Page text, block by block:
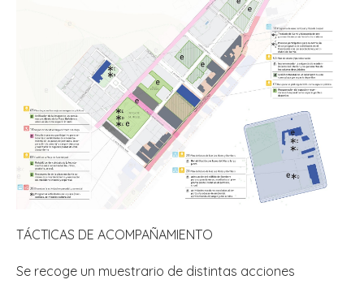
TÁCTICAS DE ACOMPAÑAMIENTO
Se recoge un muestrario de distintas acciones